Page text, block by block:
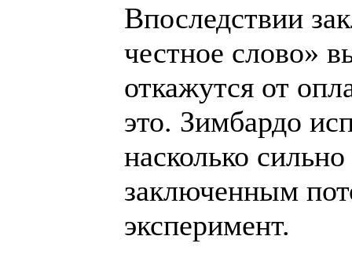
Впоследствии
честное слово»
откажутся от
это. Зимбардо
насколько
заключенным
эксперимент.